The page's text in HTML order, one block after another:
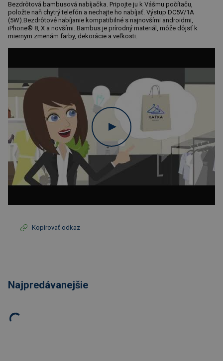
Bezdrôtová bambusová nabíjačka. Pripojte ju k Vášmu počítaču,
položte naň chytrý telefón a nechajte ho nabíjať. Výstup DC5V/1A
(5W).Bezdrôtové nabíjanie kompatibilné s najnovšími androidmi,
iPhone® 8, X a novšími. Bambus je prírodný materiál, môže dôjsť k
miernym zmenám farby, dekorácie a veľkosti.
Kopírovať odkaz
Najpredávanejšie